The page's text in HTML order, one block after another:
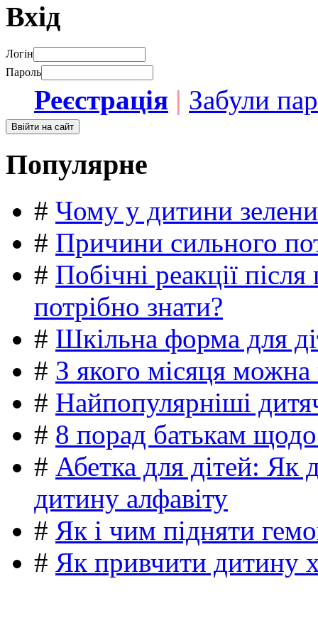
Вхід
Логін
Пароль
Реєстрація | Забули
Популярне
# Чому у дитини
# Причини сильного
# Побічні реакції
потрібно знати?
# Шкільна форма для
# З якого місяця можна
# Найпопулярніші
# 8 порад батькам
# Абетка для дітей: Як
дитину алфавіту
# Як і чим підняти
# Як привчити дитину